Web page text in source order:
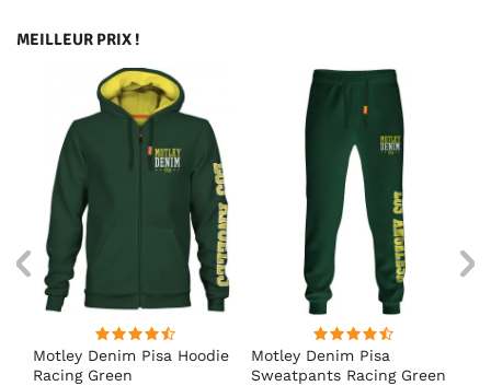
MEILLEUR PRIX !
Motley Denim Pisa Hoodie
Racing Green
Motley Denim Pisa
Sweatpants Racing Green